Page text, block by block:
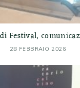
Festival,
28 FEBBRAIO 2026